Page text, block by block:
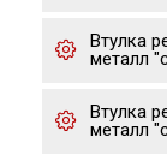
Втулка
металл
Втулка
металл